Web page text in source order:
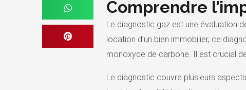
Comprendre
Le diagnostic gaz est une évaluation
location d’un bien immobilier, ce
monoxyde de carbone. Il est crucial
Le diagnostic couvre plusieurs